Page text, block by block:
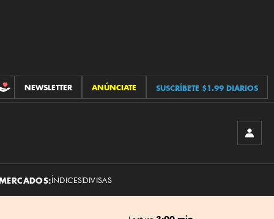
CONTRIBUCIONES
NEWSLETTER ANÚNCIATE SUSCRÍBETE $1.99 DIARIOS
ÍNDICESDIVISAS